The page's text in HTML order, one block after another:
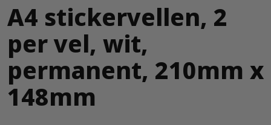
A4 stickervellen, 2
per vel, wit,
permanent, 210mm x
148mm